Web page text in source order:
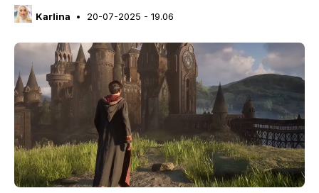
Karlina 20-07-2025 - 19.06